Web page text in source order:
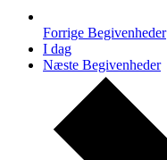
Forrige Begivenheder
I dag
Næste Begivenheder